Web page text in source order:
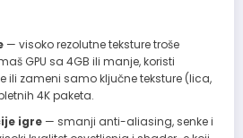
— visoko rezolutne teksture troše
GPU sa 4GB ili manje, koristi
ili zameni samo ključne teksture (lica,
4K paketa.
igre— smanji anti-aliasing, senke i